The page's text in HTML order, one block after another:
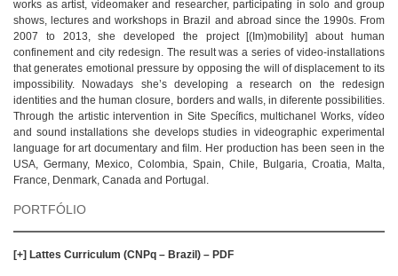
works as artist, videomaker and researcher, participating in solo and group
shows, lectures and workshops in Brazil and abroad since the 1990s. From
2007 to 2013, she developed the project [(Im)mobility] about human
confinement and city redesign. The result was a series of video-installations
that generates emotional pressure by opposing the will of displacement to its
impossibility. Nowadays she’s developing a research on the redesign
identities and the human closure, borders and walls, in diferente possibilities.
Through the artistic intervention in Site Specífics, multichanel Works, vídeo
and sound installations she develops studies in videographic experimental
language for art documentary and film. Her production has been seen in the
USA, Germany, Mexico, Colombia, Spain, Chile, Bulgaria, Croatia, Malta,
France, Denmark, Canada and Portugal.
PORTFÓLIO
[+] Lattes Curriculum (CNPq – Brazil) – PDF